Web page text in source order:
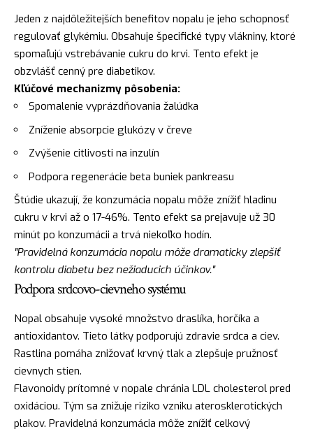
Jeden z najdôležitejších benefitov nopalu je jeho schopnosť
regulovať glykémiu. Obsahuje špecifické typy vlákniny, ktoré
spomaľujú vstrebávanie cukru do krvi. Tento efekt je
obzvlášť cenný pre diabetikov.
Kľúčové mechanizmy pôsobenia:
Spomalenie vyprázdňovania žalúdka
Zníženie absorpcie glukózy v čreve
Zvýšenie citlivosti na inzulín
Podpora regenerácie beta buniek pankreasu
Štúdie ukazují, že konzumácia nopalu môže znížiť hladinu
cukru v krvi až o 17-46%. Tento efekt sa prejavuje už 30
minút po konzumácii a trvá niekoľko hodín.
"Pravidelná konzumácia nopalu môže dramaticky zlepšiť
kontrolu diabetu bez nežiaducich účinkov."
Podpora srdcovo-cievneho systému
Nopal obsahuje vysoké množstvo draslíka, horčíka a
antioxidantov. Tieto látky podporujú zdravie srdca a ciev.
Rastlina pomáha znižovať krvný tlak a zlepšuje pružnosť
cievnych stien.
Flavonoidy prítomné v nopale chránia LDL cholesterol pred
oxidáciou. Tým sa znižuje riziko vzniku aterosklerotických
plakov. Pravidelná konzumácia môže znížiť celkový